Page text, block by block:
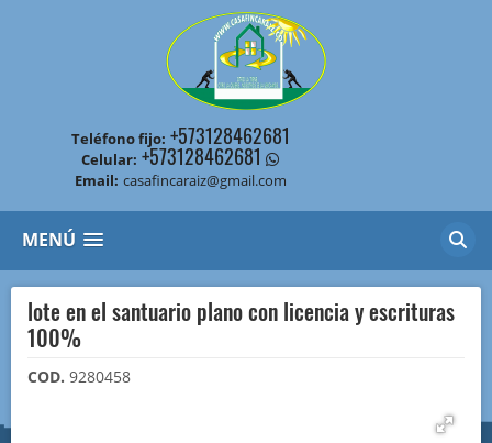
Teléfono fijo: +573128462681
Celular: +573128462681
Email: casafincaraiz@gmail.com
MENÚ
lote en el santuario plano con licencia y escrituras
100%
COD. 9280458